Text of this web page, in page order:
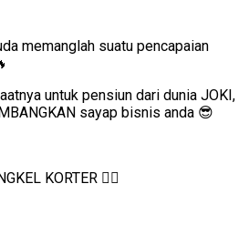
memanglah suatu pencapaian
untuk pensiun dari dunia JOKI,
sayap bisnis anda 😎
KORTER 👍🏻